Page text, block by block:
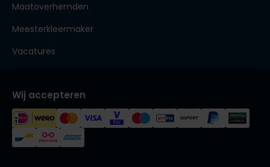
Maatoverhemden
Meesterkleermaker
Vacatures
Wij accepteren